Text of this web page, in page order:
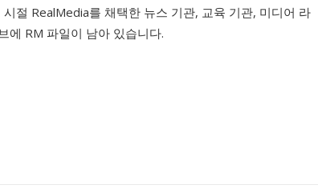
절 RealMedia를 채택한 뉴스 기관, 교육 기관, 미디어 라
에 RM 파일이 남아 있습니다.